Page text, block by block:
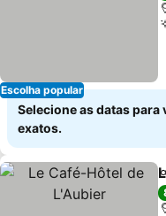
Escolha popular
Selecione as datas para
exatos.